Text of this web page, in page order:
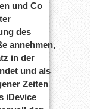
und Co
des
annehmen,
in der
und als
Zeiten
iDevice